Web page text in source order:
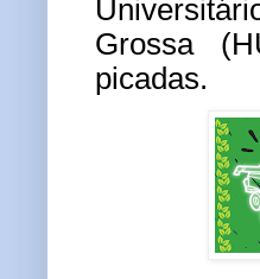
Grossa
picadas.